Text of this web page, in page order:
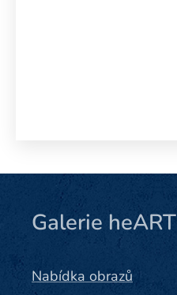
Galerie heART
Nabídka obrazů